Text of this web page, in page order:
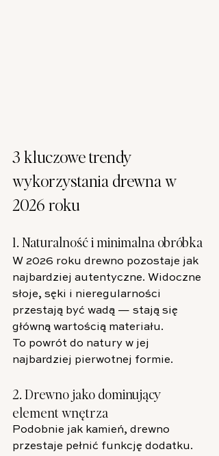
3 kluczowe trendy
wykorzystania drewna w
2026 roku
1. Naturalność i minimalna obróbka
W 2026 roku drewno pozostaje jak
najbardziej autentyczne. Widoczne
słoje, sęki i nieregularności
przestają być wadą — stają się
główną wartością materiału.
To powrót do natury w jej
najbardziej pierwotnej formie.
2. Drewno jako dominujący
element wnętrza
Podobnie jak kamień, drewno
przestaje pełnić funkcję dodatku.